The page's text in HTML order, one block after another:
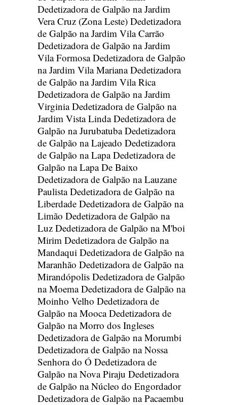
Dedetizadora de Galpão na Jardim
Vera Cruz (Zona Leste) Dedetizadora
de Galpão na Jardim Vila Carrão
Dedetizadora de Galpão na Jardim
Vila FormosaDedetizadora de Galpão
na Jardim Vila MarianaDedetizadora
de Galpão na Jardim Vila Rica
Dedetizadora de Galpão na Jardim
VirginiaDedetizadora de Galpão na
Jardim Vista LindaDedetizadora de
Galpão na JurubatubaDedetizadora
de Galpão na Lajeado Dedetizadora
de Galpão na LapaDedetizadora de
Galpão na Lapa De Baixo
Dedetizadora de Galpão na Lauzane
PaulistaDedetizadora de Galpão na
Liberdade Dedetizadora de Galpão na
Limão Dedetizadora de Galpão na
Luz Dedetizadora de Galpão na M'boi
Mirim Dedetizadora de Galpão na
Mandaqui Dedetizadora de Galpão na
Maranhão Dedetizadora de Galpão na
Mirandópolis Dedetizadora de Galpão
na MoemaDedetizadora de Galpão na
Moinho Velho Dedetizadora de
Galpão na MoocaDedetizadora de
Galpão na Morro dos Ingleses
Dedetizadora de Galpão na Morumbi
Dedetizadora de Galpão na Nossa
Senhora do Ó Dedetizadora de
Galpão na Nova Piraju Dedetizadora
de Galpão na Núcleo do Engordador
Dedetizadora de Galpão na Pacaembu